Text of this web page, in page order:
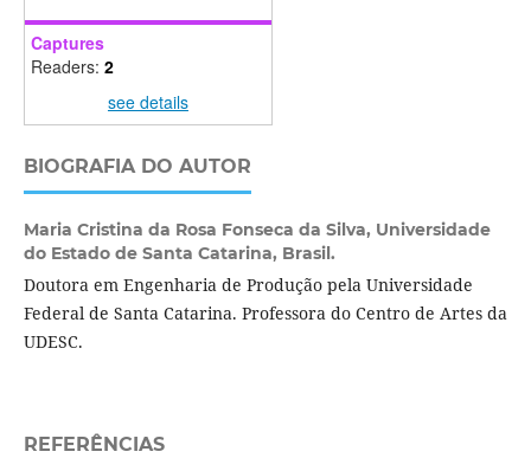
Captures
Readers: 2
see details
BIOGRAFIA DO AUTOR
Maria Cristina da Rosa Fonseca da Silva, Universidade
do Estado de Santa Catarina, Brasil.
Doutora em Engenharia de Produção pela Universidade
Federal de Santa Catarina. Professora do Centro de Artes da
UDESC.
REFERÊNCIAS